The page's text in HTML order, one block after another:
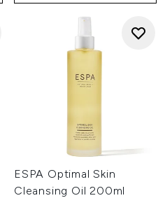
ESPA Optimal Skin
Cleansing Oil 200ml